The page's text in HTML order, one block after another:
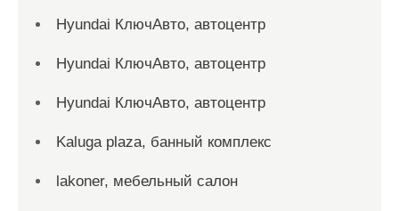
Hyundai КлючАвто, автоцентр
Hyundai КлючАвто, автоцентр
Hyundai КлючАвто, автоцентр
Kaluga plaza, банный комплекс
lakoner, мебельный салон